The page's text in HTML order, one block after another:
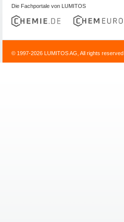
Die Fachportale von LUMITOS
© 1997-2026 LUMITOS AG, All rights reserved